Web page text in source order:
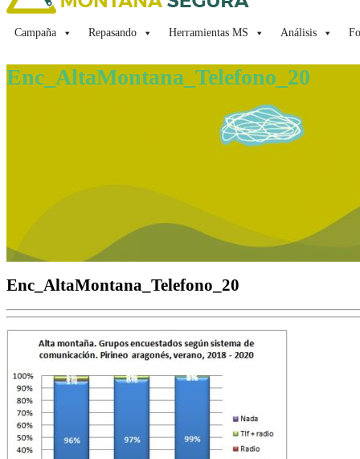
Campaña Repasando Herramientas MS Análisis
Enc_AltaMontana_Telefono_20
Enc_AltaMontana_Telefono_20